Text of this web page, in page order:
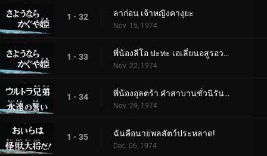
1 - 32 ลาก่อน เจ้าหญิงคางุยะ
Nov. 15, 1974
1 - 33 พี่น้องลีโอ ปะทะ เอเลี่ยนอสูรอวกาศ
Nov. 22, 1974
1 - 34 พี่น้องอุลตร้า คำสาบานชั่วนิรันดร์
Nov. 29, 1974
1 - 35 ฉันคือนายพลสัตว์ประหลาด!
Dec. 06, 1974